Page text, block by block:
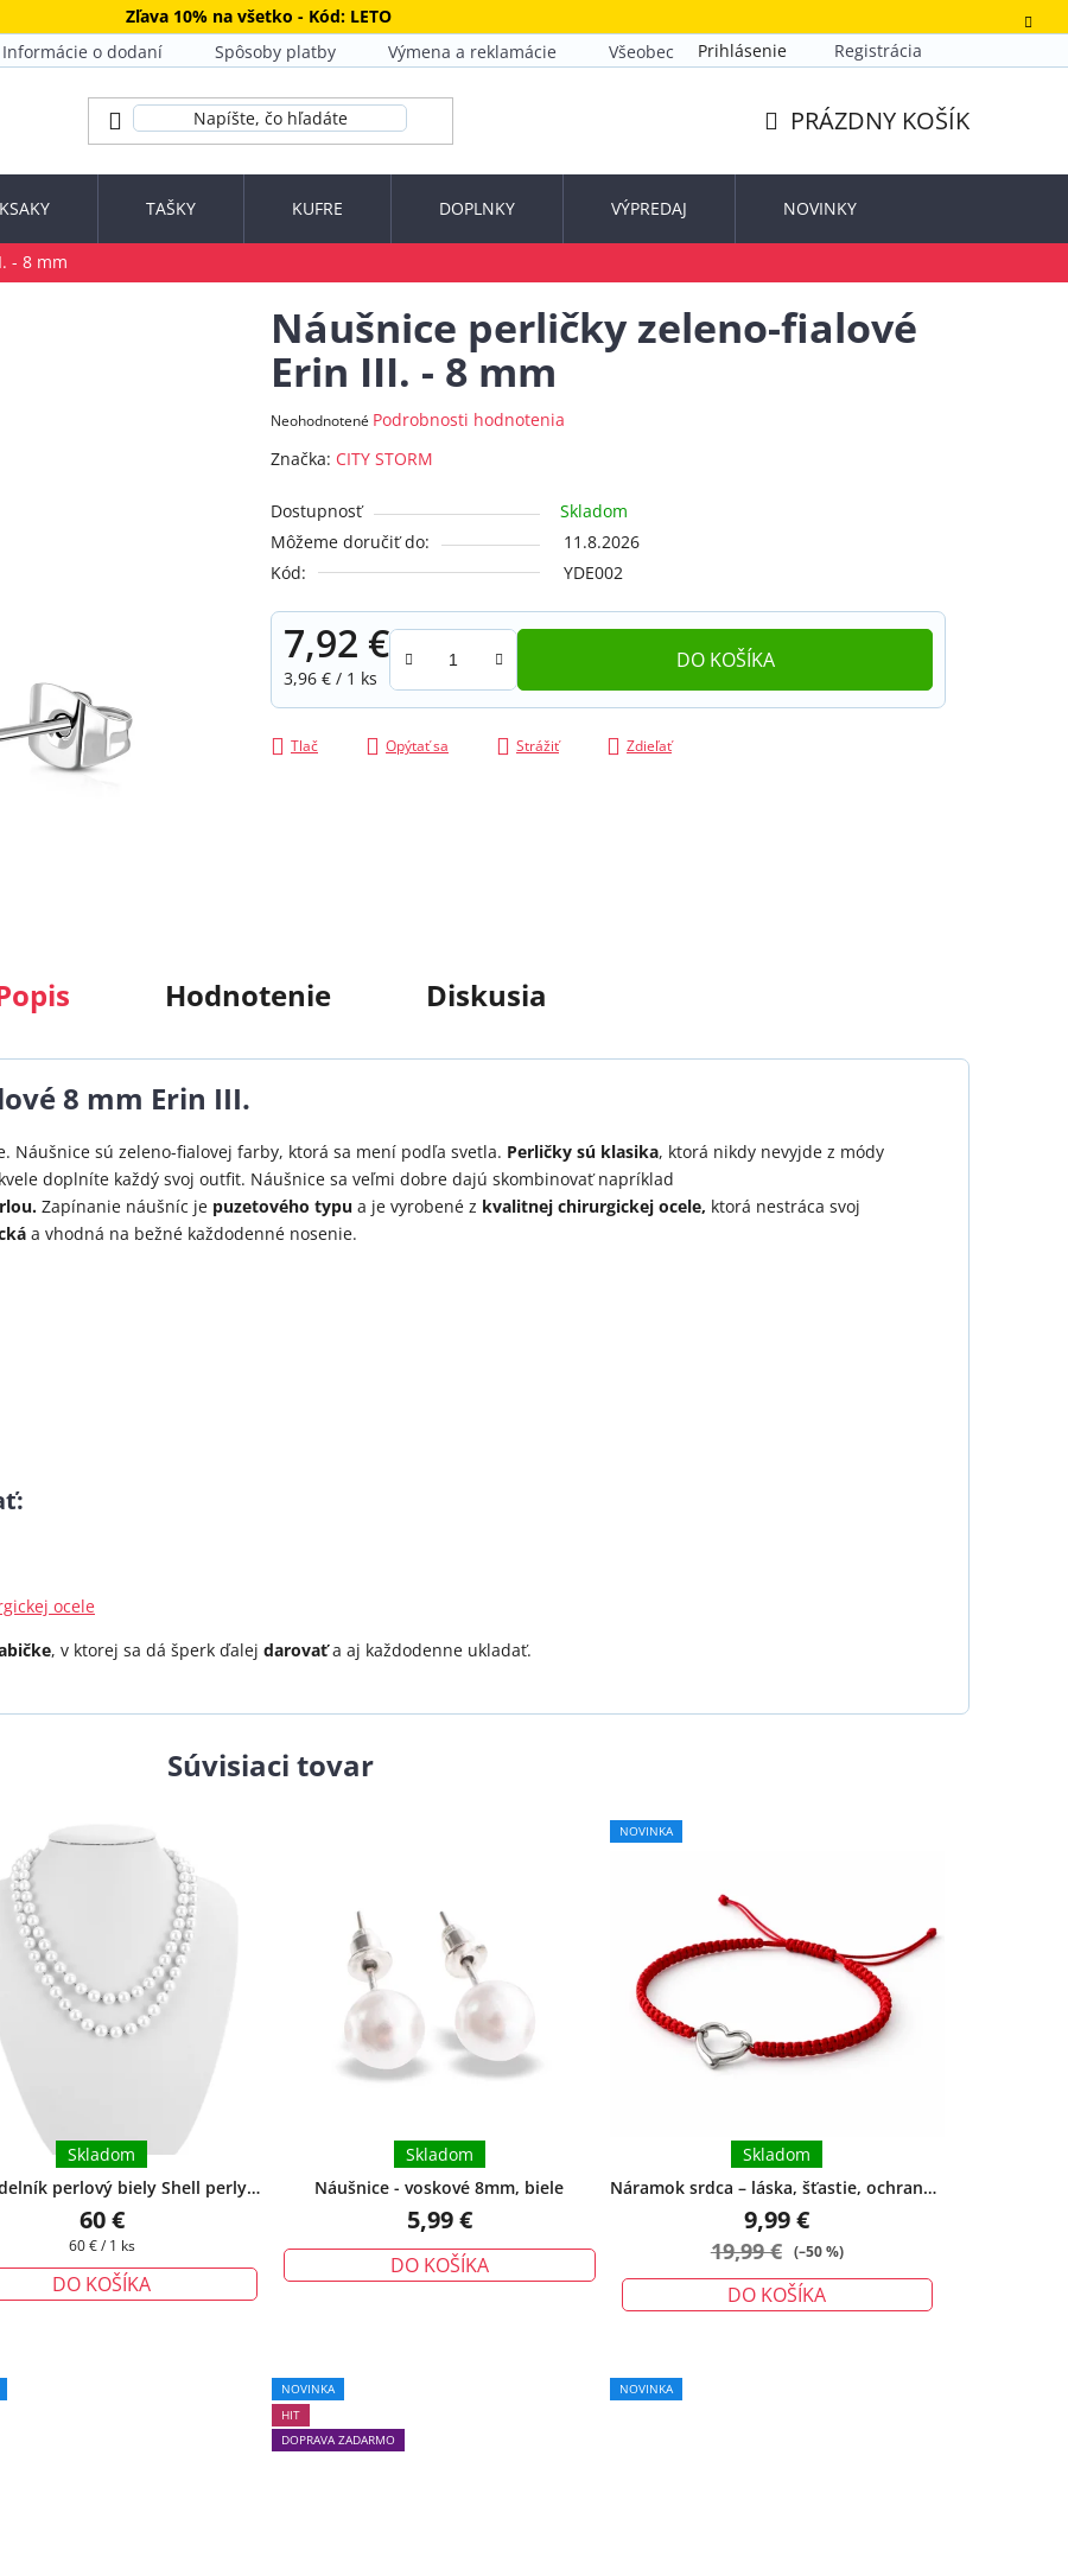
Zľava 10% na všetko - Kód: LETO
Informácie o dodaní Spôsoby platby Výmena a reklamácie Všeobecné obchodné podmienky
Prihlásenie Registrácia
KOŠÍK
PRÁZDNY KOŠÍK
TAŠKY KUFRE DOPLNKY VÝPREDAJ NOVINKY
- 8 mm
Náušnice perličky zeleno-fialové
Erin III. - 8 mm
Priemerné
produktu
z
5
hviezdičiek.
Neohodnotené Podrobnosti hodnotenia
Značka: CITY STORM
Dostupnosť
Skladom
Môžeme doručiť do:
11.8.2026
Kód:
YDE002
7,92 €
Jednotková cena:
3,96 € / 1 ks
DO KOŠÍKA
Tlač Opýtať sa Strážiť Zdieľať
Hodnotenie Diskusia
8 mm Erin III.
Náušnice sú zeleno-fialovej farby, ktorá sa mení podľa svetla. Perličky sú klasika, ktorá nikdy nevyjde z módy
doplníte každý svoj outfit. Náušnice sa veľmi dobre dajú skombinovať napríklad
Zapínanie náušníc je puzetového typu a je vyrobené z kvalitnej chirurgickej ocele, ktorá nestráca svoj
a vhodná na bežné každodenné nosenie.
:
ocele
, v ktorej sa dá šperk ďalej darovaťa aj každodenne ukladať.
Súvisiaci tovar
perlový biely Shell perly
+ darčeková krabička zadarmo
Skladom
60 €
Jednotková
cena:
60 € / 1 ks
DO KOŠÍKA
Náušnice - voskové 8mm, biele
Skladom
5,99 €
DO KOŠÍKA
NOVINKA
Náramok srdca – láska, šťastie, ochrana -
malý
Skladom
9,99 €
19,99 € (–50 %)
DO KOŠÍKA
NOVINKA
HIT
DOPRAVA ZADARMO
NOVINKA